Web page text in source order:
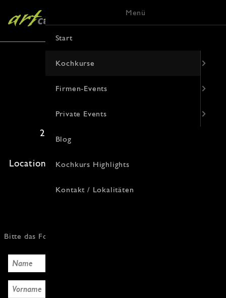
20. September 2026 · 16:00 Uhr
Location: , Korduanenstraße 9, 48143 Münster
Bitte das Formular mit den Käuferdaten ausfüllen, Danke!
Menü
Start
Kochkurse
Firmen-Events
Private Events
Blog
Kochkurs Highlights
Kontakt / Lokalitäten